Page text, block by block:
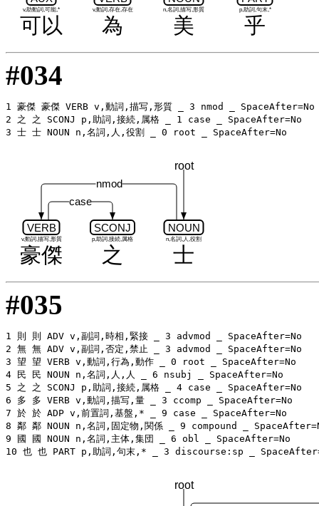
可以
v,助動詞,可能,*
為
v,動詞,存在,存在
美
n,名詞,描写,形質
乎
p,助詞,句末,*
#034
1 豪傑 豪傑 VERB v,動詞,描写,形質 _ 3 nmod _ SpaceAfter=No
2 之 之 SCONJ p,助詞,接続,属格 _ 1 case _ SpaceAfter=No
豪傑
VERB
v,動詞,描写,形質
之
SCONJ
p,助詞,接続,属格
士
NOUN
n,名詞,人,役割
nmod
case
root
#035
1 則 則 ADV v,副詞,時相,緊接 _ 3 advmod _ SpaceAfter=No
2 無 無 ADV v,副詞,否定,禁止 _ 3 advmod _ SpaceAfter=No
3 望 望 VERB v,動詞,行為,動作 _ 0 root _ SpaceAfter=No
4 民 民 NOUN n,名詞,人,人 _ 6 nsubj _ SpaceAfter=No
5 之 之 SCONJ p,助詞,接続,属格 _ 4 case _ SpaceAfter=No
6 多 多 VERB v,動詞,描写,量 _ 3 ccomp _ SpaceAfter=No
7 於 於 ADP v,前置詞,基盤,* _ 9 case _ SpaceAfter=No
8 鄰 鄰 NOUN n,名詞,固定物,関係 _ 9 compound _
9 國 國 NOUN n,名詞,主体,集団 _ 6 obl _ SpaceAfter=No
root